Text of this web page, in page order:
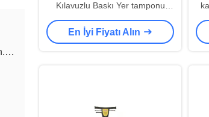
JayLiang@dyconclean.com
Kılavuzlu Baskı Yer tamponu
makineleri
En İyi Fiyatı Alın